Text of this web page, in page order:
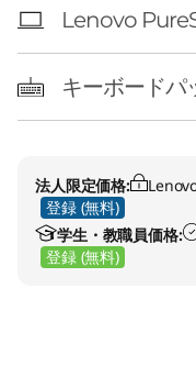
Lenovo
キーボードパ
法人限定価格:
登録 (無料)
学生・教職員価格:
登録 (無料)